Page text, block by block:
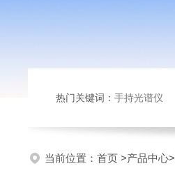
热门关键词： 手持光谱仪
当前位置： 首页 >产品中心>